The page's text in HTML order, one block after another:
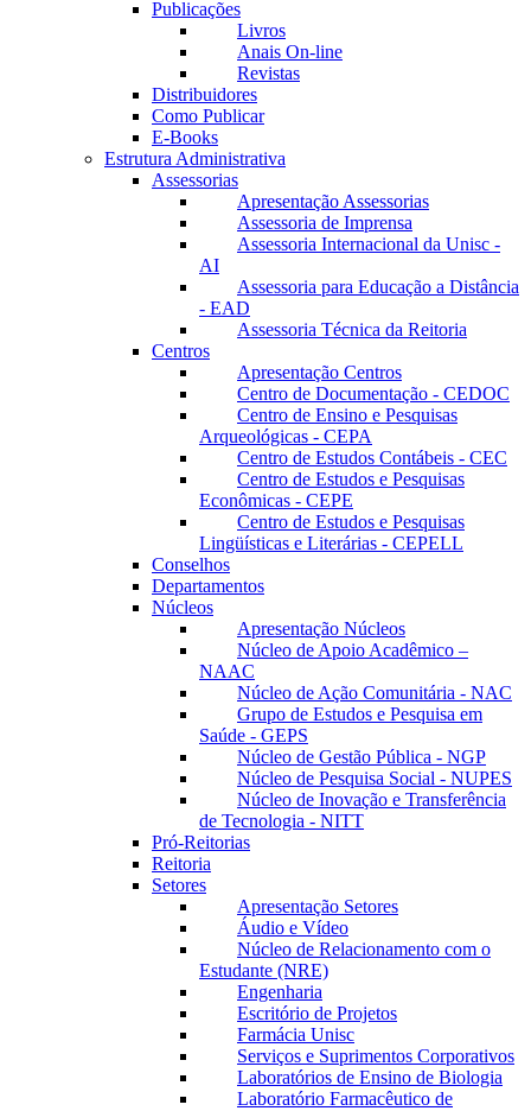
Publicações
Livros
Anais On-line
Revistas
Distribuidores
Como Publicar
E-Books
Estrutura Administrativa
Assessorias
Apresentação Assessorias
Assessoria de Imprensa
Assessoria Internacional da Unisc -
AI
Assessoria para Educação a Distância
- EAD
Assessoria Técnica da Reitoria
Centros
Apresentação Centros
Centro de Documentação - CEDOC
Centro de Ensino e Pesquisas
Arqueológicas - CEPA
Centro de Estudos Contábeis - CEC
Centro de Estudos e Pesquisas
Econômicas - CEPE
Centro de Estudos e Pesquisas
Lingüísticas e Literárias - CEPELL
Conselhos
Departamentos
Núcleos
Apresentação Núcleos
Núcleo de Apoio Acadêmico –
NAAC
Núcleo de Ação Comunitária - NAC
Grupo de Estudos e Pesquisa em
Saúde - GEPS
Núcleo de Gestão Pública - NGP
Núcleo de Pesquisa Social - NUPES
Núcleo de Inovação e Transferência
de Tecnologia - NITT
Pró-Reitorias
Reitoria
Setores
Apresentação Setores
Áudio e Vídeo
Núcleo de Relacionamento com o
Estudante (NRE)
Engenharia
Escritório de Projetos
Farmácia Unisc
Serviços e Suprimentos Corporativos
Laboratórios de Ensino de Biologia
Laboratório Farmacêutico de